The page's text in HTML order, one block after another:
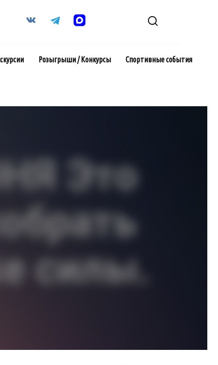
Розыгрыши / Конкурсы Спортивные события